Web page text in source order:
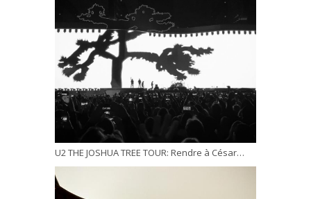
U2 THE JOSHUA TREE TOUR: Rendre à César…